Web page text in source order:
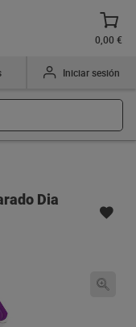
0,00 €
Iniciar sesión
Dia